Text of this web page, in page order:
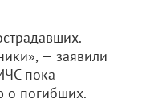
— заявили
пока
о погибших.